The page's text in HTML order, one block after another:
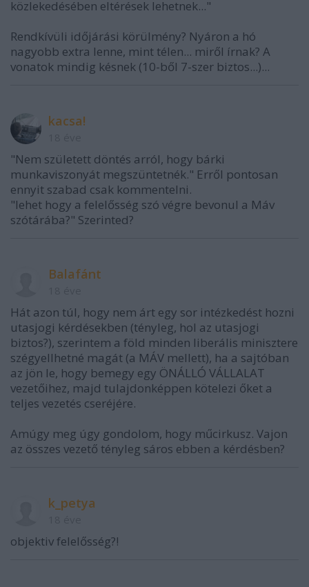
közlekedésében eltérések lehetnek..."
Rendkívüli időjárási körülmény? Nyáron a hó
nagyobb extra lenne, mint télen... miről írnak? A
vonatok mindig késnek (10-ből 7-szer biztos...)...
kacsa!
"Nem született döntés arról, hogy bárki
munkaviszonyát megszüntetnék." Erről pontosan
ennyit szabad csak kommentelni.
"lehet hogy a felelősség szó végre bevonul a Máv
szótárába?" Szerinted?
Balafánt
Hát azon túl, hogy nem árt egy sor intézkedést hozni
utasjogi kérdésekben (tényleg, hol az utasjogi
biztos?), szerintem a föld minden liberális minisztere
szégyellhetné magát (a MÁV mellett), ha a sajtóban
az jön le, hogy bemegy egy ÖNÁLLÓ VÁLLALAT
vezetőihez, majd tulajdonképpen kötelezi őket a
teljes vezetés cseréjére.
Amúgy meg úgy gondolom, hogy műcirkusz. Vajon
az összes vezető tényleg sáros ebben a kérdésben?
k_petya
objektiv felelősség?!